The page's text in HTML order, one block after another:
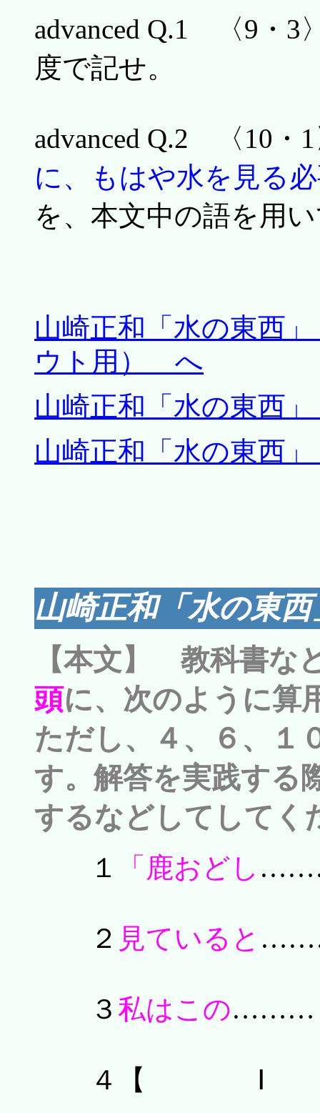
advanced Q.1 〈9・3
度で記せ。
advanced Q.2 〈10・
に、もはや水を見る
を、本文中の語を用
山崎正和「水の東
ウト用） へ
山崎正和「水の東
山崎正和「水の東
山崎正和「水の
【本文】 教科書な
頭に、次のように算
ただし、４、６、
す。解答を実践する
するなどしてしてく
１ 「鹿おどし
２ 見ていると
３ 私はこの………
４【 Ⅰ